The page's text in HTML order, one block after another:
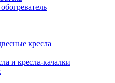
кресла
и кресла-качалки